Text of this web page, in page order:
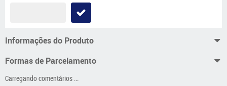
Informações do Produto
Formas de Parcelamento
Carregando comentários ...